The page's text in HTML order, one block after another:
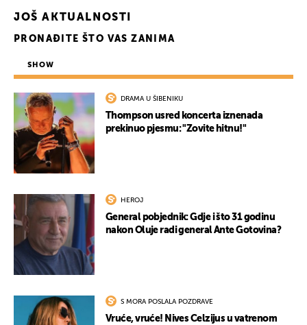
JOŠ AKTUALNOSTI
PRONAĐITE ŠTO VAS ZANIMA
SHOW
DRAMA U ŠIBENIKU
Thompson usred koncerta iznenada
prekinuo pjesmu: "Zovite hitnu!"
HEROJ
General pobjednik: Gdje i što 31 godinu
nakon Oluje radi general Ante Gotovina?
S MORA POSLALA POZDRAVE
Vruće, vruće! Nives Celzijus u vatrenom